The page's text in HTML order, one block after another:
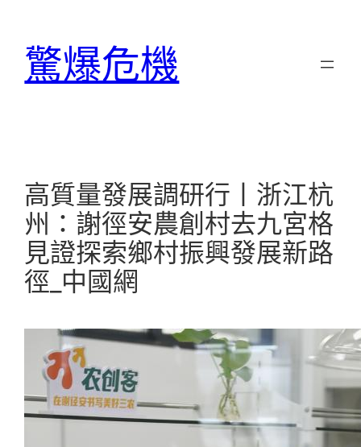
驚爆危機
高質量發展調研行丨浙江杭
州：謝徑安農創村去九宮格
見證探索鄉村振興發展新路
徑_中國網